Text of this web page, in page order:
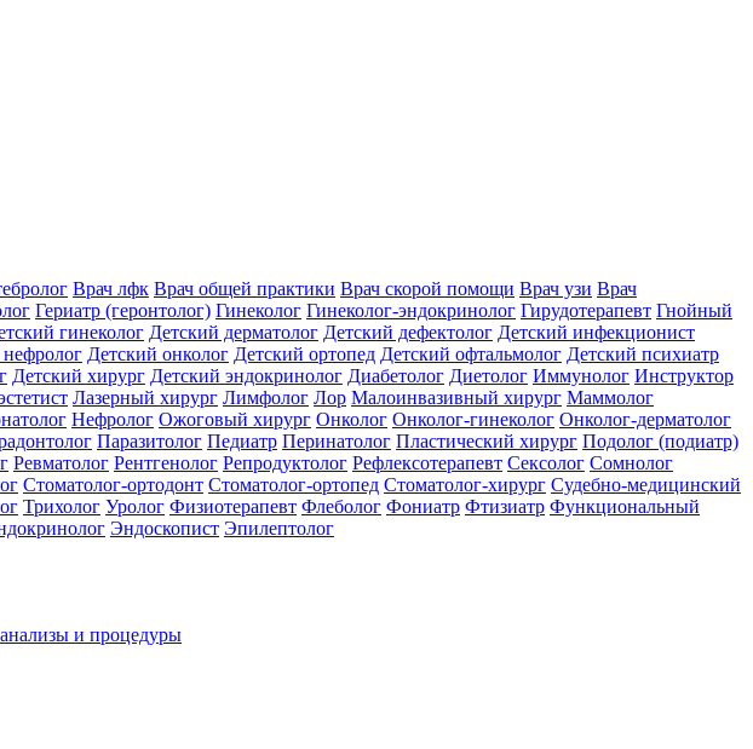
Врач лфк Врач общей практики Врач скорой помощи Врач узи Врач
Гериатр (геронтолог) Гинеколог Гинеколог-эндокринолог Гирудотерапевт Гнойный
гинеколог Детский дерматолог Детский дефектолог Детский инфекционист
Детский онколог Детский ортопед Детский офтальмолог Детский психиатр
Детский хирург Детский эндокринолог Диабетолог Диетолог Иммунолог Инструктор
Лазерный хирург Лимфолог Лор Малоинвазивный хирург Маммолог
Нефролог Ожоговый хирург Онколог Онколог-гинеколог Онколог-дерматолог
Паразитолог Педиатр Перинатолог Пластический хирург Подолог (подиатр)
Ревматолог Рентгенолог Репродуктолог Рефлексотерапевт Сексолог Сомнолог
Стоматолог-ортодонт Стоматолог-ортопед Стоматолог-хирург Судебно-медицинский
Трихолог Уролог Физиотерапевт Флеболог Фониатр Фтизиатр Функциональный
Эндоскопист Эпилептолог
анализы и процедуры